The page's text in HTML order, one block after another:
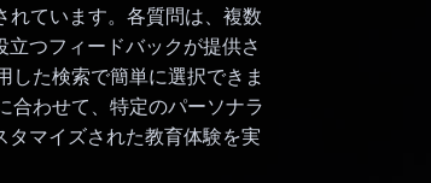
れています。各質問は、複数
つフィードバックが提供さ
した検索で簡単に選択できま
合わせて、特定のパーソナラ
マイズされた教育体験を実